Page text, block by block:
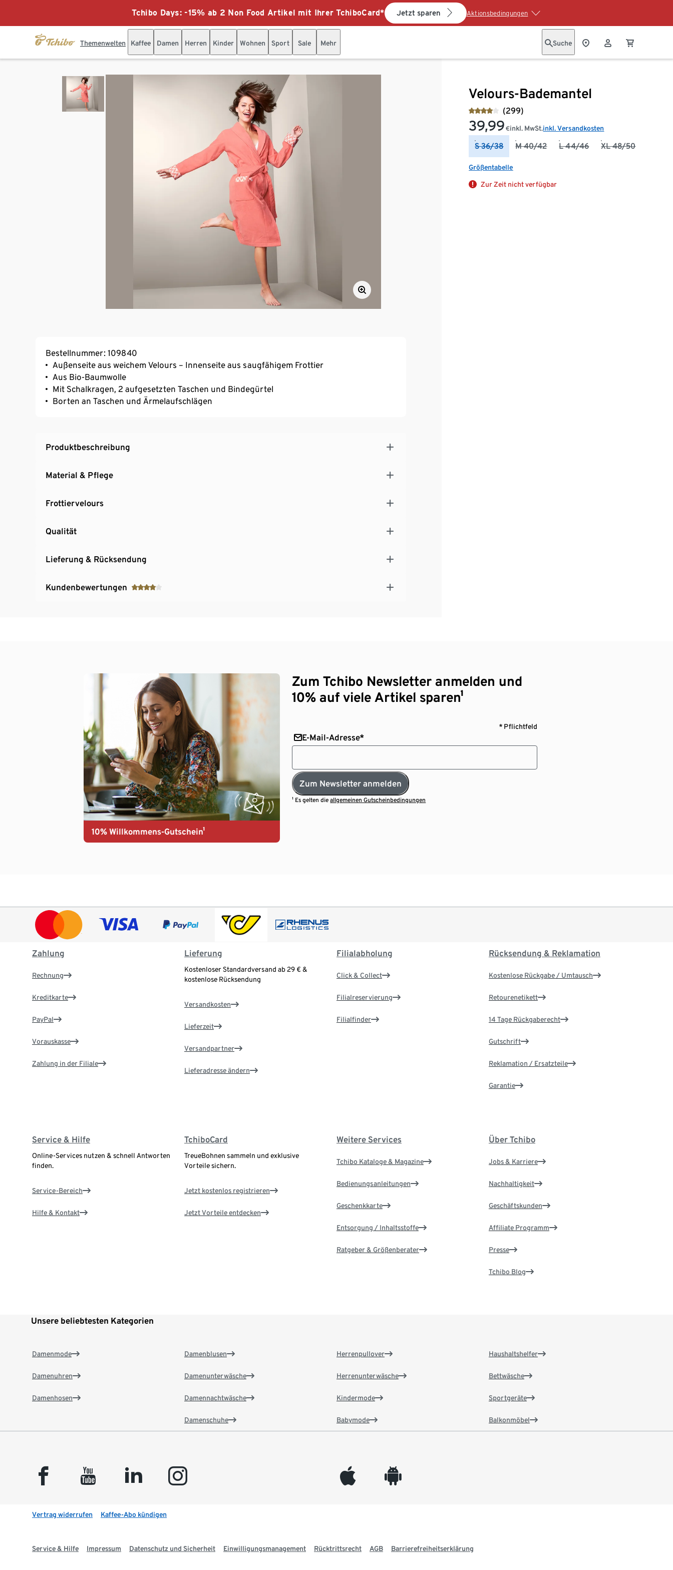
Tchibo Days: -15% ab 2 Non Food Artikel mit Ihrer TchiboCard* Jetzt sparen Aktionsbedingungen
Themenwelten Kaffee Damen Herren Kinder Wohnen Sport Sale Mehr Suche
Velours-Bademantel
(299)
39,99 €inkl. MwSt.inkl. Versandkosten
S 36/38 M 40/42 L 44/46 XL 48/50
Größentabelle
Zur Zeit nicht verfügbar
Bestellnummer: 109840
Außenseite aus weichem Velours – Innenseite aus saugfähigem Frottier
Aus Bio-Baumwolle
Mit Schalkragen, 2 aufgesetzten Taschen und Bindegürtel
Borten an Taschen und Ärmelaufschlägen
Produktbeschreibung
Material & Pflege
Frottiervelours
Qualität
Lieferung & Rücksendung
Kundenbewertungen
10% Willkommens-Gutschein¹
Zum Tchibo Newsletter anmelden und
10% auf viele Artikel sparen¹
* Pflichtfeld
E-Mail-Adresse*
Zum Newsletter anmelden
¹ Es gelten dieallgemeinen Gutscheinbedingungen
Zahlung
Rechnung
Kreditkarte
PayPal
Vorauskasse
Zahlung in der Filiale
Lieferung
Kostenloser Standardversand ab 29 € &
kostenlose Rücksendung
Versandkosten
Lieferzeit
Versandpartner
Lieferadresse ändern
Filialabholung
Click & Collect
Filialreservierung
Filialfinder
Rücksendung & Reklamation
Kostenlose Rückgabe / Umtausch
Retourenetikett
14 Tage Rückgaberecht
Gutschrift
Reklamation / Ersatzteile
Garantie
Service & Hilfe
Online-Services nutzen & schnell Antworten
finden.
Service-Bereich
Hilfe & Kontakt
TchiboCard
TreueBohnen sammeln und exklusive
Vorteile sichern.
Jetzt kostenlos registrieren
Jetzt Vorteile entdecken
Weitere Services
Tchibo Kataloge & Magazine
Bedienungsanleitungen
Geschenkkarte
Entsorgung / Inhaltsstoffe
Ratgeber & Größenberater
Über Tchibo
Jobs & Karriere
Nachhaltigkeit
Geschäftskunden
Affiliate Programm
Presse
Tchibo Blog
Unsere beliebtesten Kategorien
Damenmode
Damenuhren
Damenhosen
Damenblusen
Damenunterwäsche
Damennachtwäsche
Damenschuhe
Herrenpullover
Herrenunterwäsche
Kindermode
Babymode
Haushaltshelfer
Bettwäsche
Sportgeräte
Balkonmöbel
facebook youtube linkedin instagram appleinc android
Vertrag widerrufen Kaffee-Abo kündigen
Service & Hilfe Impressum Datenschutz und Sicherheit Einwilligungsmanagement Rücktrittsrecht AGB Barrierefreiheitserklärung